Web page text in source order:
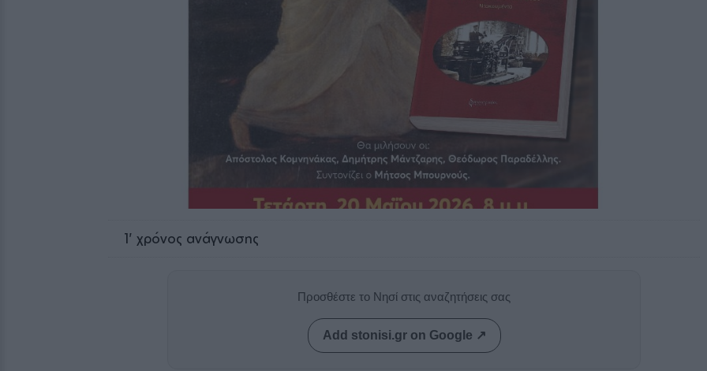
1' χρόνος ανάγνωσης
Προσθέστε το Νησί στις αναζητήσεις σας
Add stonisi.gr on Google ↗